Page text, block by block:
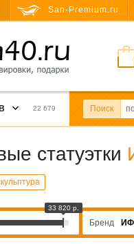
San-Premium.ru
22 679 Поиск
статуэтки
33 820 р.
Бренд